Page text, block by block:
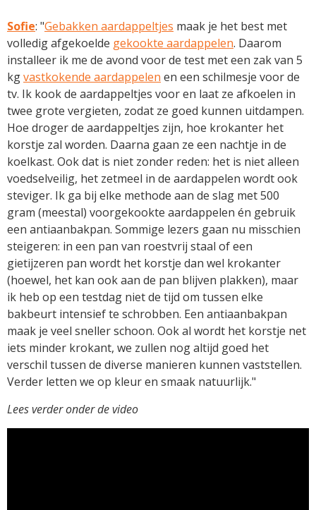
Sofie: "Gebakken aardappeltjes maak je het best met
volledig afgekoelde gekookte aardappelen. Daarom
installeer ik me de avond voor de test met een zak van 5
kgvastkokende aardappelen en een schilmesje voor de
tv. Ik kook de aardappeltjes voor en laat ze afkoelen in
twee grote vergieten, zodat ze goed kunnen uitdampen.
Hoe droger de aardappeltjes zijn, hoe krokanter het
korstje zal worden. Daarna gaan ze een nachtje in de
koelkast. Ook dat is niet zonder reden: het is niet alleen
voedselveilig, het zetmeel in de aardappelen wordt ook
steviger. Ik ga bij elke methode aan de slag met 500
gram (meestal) voorgekookte aardappelen én gebruik
een antiaanbakpan. Sommige lezers gaan nu misschien
steigeren: in een pan van roestvrij staal of een
gietijzeren pan wordt het korstje dan wel krokanter
(hoewel, het kan ook aan de pan blijven plakken), maar
ik heb op een testdag niet de tijd om tussen elke
bakbeurt intensief te schrobben. Een antiaanbakpan
maak je veel sneller schoon. Ook al wordt het korstje net
iets minder krokant, we zullen nog altijd goed het
verschil tussen de diverse manieren kunnen vaststellen.
Verder letten we op kleur en smaak natuurlijk."
Lees verder onder de video